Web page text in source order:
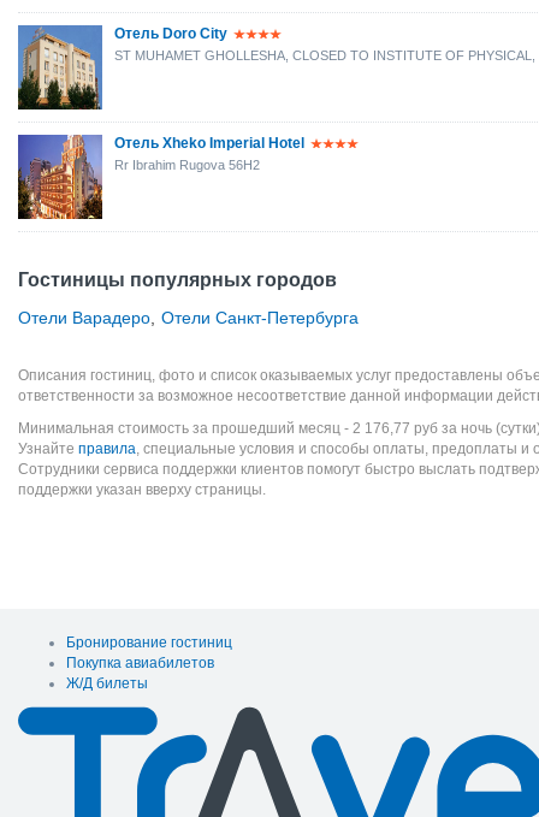
Отель Doro City
ST MUHAMET GHOLLESHA, CLOSED TO INSTITUTE OF
Отель Xheko Imperial Hotel
Rr Ibrahim Rugova 56H2
Гостиницы популярных городов
Отели Варадеро Отели Санкт-Петербурга
Описания гостиниц, фото и список оказываемых услуг предоставлены
ответственности за возможное несоответствие данной информации
Минимальная стоимость за прошедший месяц - 2 176,77 руб за ночь
Узнайте правила, специальные условия и способы оплаты, предоплаты и
Сотрудники сервиса поддержки клиентов помогут быстро выслать
поддержки указан вверху страницы.
Бронирование гостиниц
Покупка авиабилетов
Ж/Д билеты